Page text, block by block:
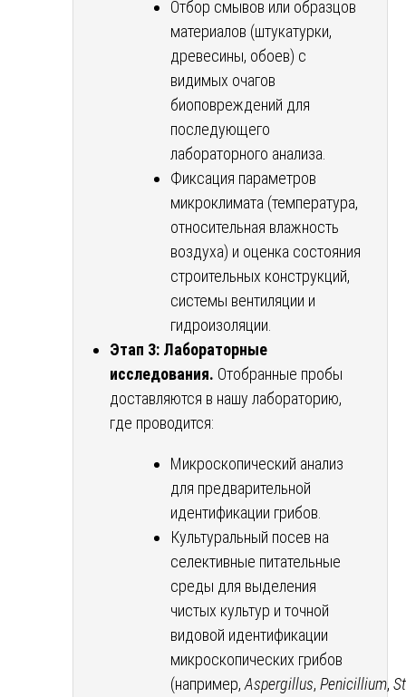
Отбор смывов или образцов
материалов (штукатурки,
древесины, обоев) с
видимых очагов
биоповреждений для
последующего
лабораторного анализа.
Фиксация параметров
микроклимата (температура,
относительная влажность
воздуха) и оценка состояния
строительных конструкций,
системы вентиляции и
гидроизоляции.
Этап 3: Лабораторные
исследования. Отобранные пробы
доставляются в нашу лабораторию,
где проводится:
Микроскопический анализ
для предварительной
идентификации грибов.
Культуральный посев на
селективные питательные
среды для выделения
чистых культур и точной
видовой идентификации
микроскопических грибов
(например, Aspergillus, Penicillium,